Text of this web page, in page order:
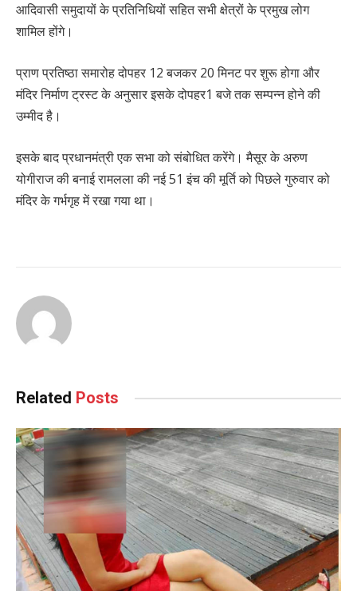
आदिवासी समुदायों के प्रतिनिधियों सहित सभी क्षेत्रों के प्रमुख लोग
शामिल होंगे।
प्राण प्रतिष्ठा समारोह दोपहर 12 बजकर 20 मिनट पर शुरू होगा और
मंदिर निर्माण ट्रस्ट के अनुसार इसके दोपहर1 बजे तक सम्पन्न होने की
उम्मीद है।
इसके बाद प्रधानमंत्री एक सभा को संबोधित करेंगे। मैसूर के अरुण
योगीराज की बनाई रामलला की नई 51 इंच की मूर्ति को पिछले गुरुवार को
मंदिर के गर्भगृह में रखा गया था।
Related Posts